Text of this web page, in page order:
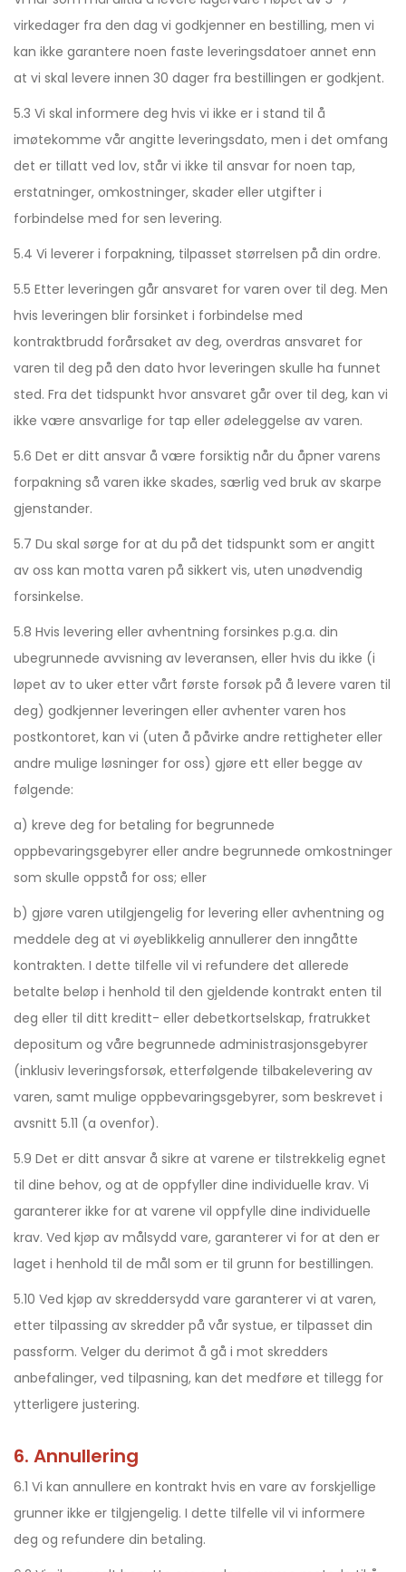
virkedager fra den dag vi godkjenner en bestilling, men vi
kan ikke garantere noen faste leveringsdatoer annet enn
at vi skal levere innen 30 dager fra bestillingen er godkjent.
5.3 Vi skal informere deg hvis vi ikke er i stand til å
imøtekomme vår angitte leveringsdato, men i det omfang
det er tillatt ved lov, står vi ikke til ansvar for noen tap,
erstatninger, omkostninger, skader eller utgifter i
forbindelse med for sen levering.
5.4 Vi leverer i forpakning, tilpasset størrelsen på din ordre.
5.5 Etter leveringen går ansvaret for varen over til deg. Men
hvis leveringen blir forsinket i forbindelse med
kontraktbrudd forårsaket av deg, overdras ansvaret for
varen til deg på den dato hvor leveringen skulle ha funnet
sted. Fra det tidspunkt hvor ansvaret går over til deg, kan vi
ikke være ansvarlige for tap eller ødeleggelse av varen.
5.6 Det er ditt ansvar å være forsiktig når du åpner varens
forpakning så varen ikke skades, særlig ved bruk av skarpe
gjenstander.
5.7 Du skal sørge for at du på det tidspunkt som er angitt
av oss kan motta varen på sikkert vis, uten unødvendig
forsinkelse.
5.8 Hvis levering eller avhentning forsinkes p.g.a. din
ubegrunnede avvisning av leveransen, eller hvis du ikke (i
løpet av to uker etter vårt første forsøk på å levere varen til
deg) godkjenner leveringen eller avhenter varen hos
postkontoret, kan vi (uten å påvirke andre rettigheter eller
andre mulige løsninger for oss) gjøre ett eller begge av
følgende:
a) kreve deg for betaling for begrunnede
oppbevaringsgebyrer eller andre begrunnede omkostninger
som skulle oppstå for oss; eller
b) gjøre varen utilgjengelig for levering eller avhentning og
meddele deg at vi øyeblikkelig annullerer den inngåtte
kontrakten. I dette tilfelle vil vi refundere det allerede
betalte beløp i henhold til den gjeldende kontrakt enten til
deg eller til ditt kreditt- eller debetkortselskap, fratrukket
depositum og våre begrunnede administrasjonsgebyrer
(inklusiv leveringsforsøk, etterfølgende tilbakelevering av
varen, samt mulige oppbevaringsgebyrer, som beskrevet i
avsnitt 5.11 (a ovenfor).
5.9 Det er ditt ansvar å sikre at varene er tilstrekkelig egnet
til dine behov, og at de oppfyller dine individuelle krav. Vi
garanterer ikke for at varene vil oppfylle dine individuelle
krav. Ved kjøp av målsydd vare, garanterer vi for at den er
laget i henhold til de mål som er til grunn for bestillingen.
5.10 Ved kjøp av skreddersydd vare garanterer vi at varen,
etter tilpassing av skredder på vår systue, er tilpasset din
passform. Velger du derimot å gå i mot skredders
anbefalinger, ved tilpasning, kan det medføre et tillegg for
ytterligere justering.
6. Annullering
6.1 Vi kan annullere en kontrakt hvis en vare av forskjellige
grunner ikke er tilgjengelig. I dette tilfelle vil vi informere
deg og refundere din betaling.